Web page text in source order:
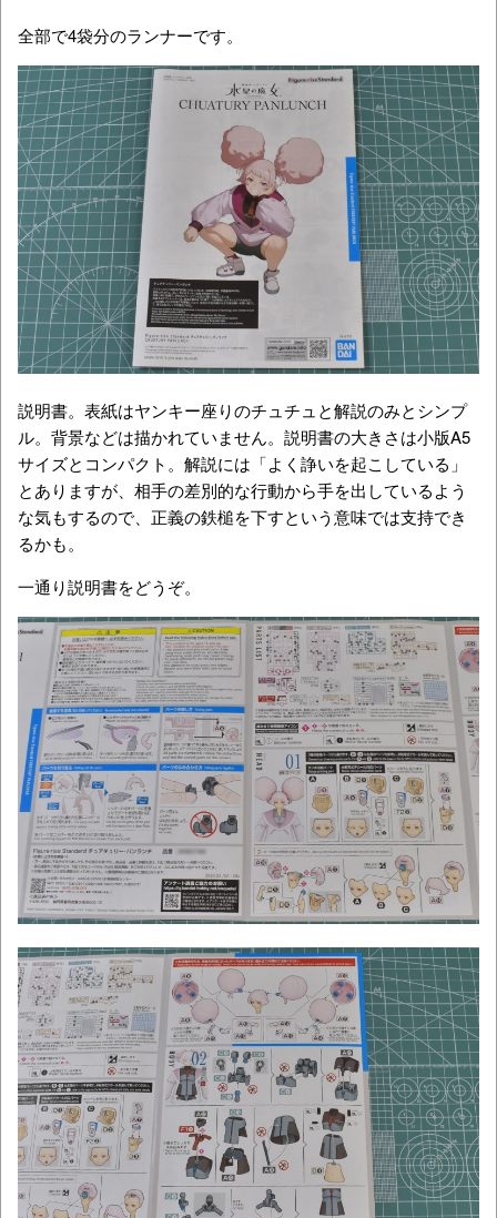
全部で4袋分のランナーです。
説明書。表紙はヤンキー座りのチュチュと解説のみとシンプ
ル。背景などは描かれていません。説明書の大きさは小版A5
サイズとコンパクト。解説には「よく諍いを起こしている」
とありますが、相手の差別的な行動から手を出しているよう
な気もするので、正義の鉄槌を下すという意味では支持でき
るかも。
一通り説明書をどうぞ。